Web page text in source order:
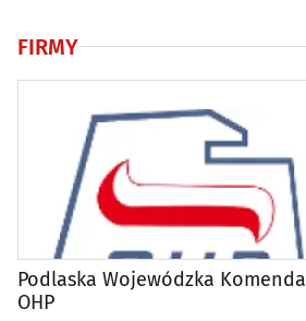
FIRMY
Podlaska Wojewódzka Komenda
OHP